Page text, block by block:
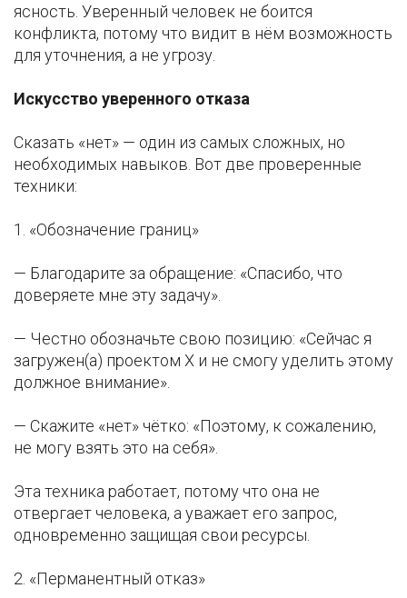
ясность. Уверенный человек не боится
конфликта, потому что видит в нём возможность
для уточнения, а не угрозу.
Искусство уверенного отказа
Сказать «нет» — один из самых сложных, но
необходимых навыков. Вот две проверенные
техники:
1. «Обозначение границ»
— Благодарите за обращение: «Спасибо, что
доверяете мне эту задачу».
— Честно обозначьте свою позицию: «Сейчас я
загружен(а) проектом Х и не смогу уделить этому
должное внимание».
— Скажите «нет» чётко: «Поэтому, к сожалению,
не могу взять это на себя».
Эта техника работает, потому что она не
отвергает человека, а уважает его запрос,
одновременно защищая свои ресурсы.
2. «Перманентный отказ»